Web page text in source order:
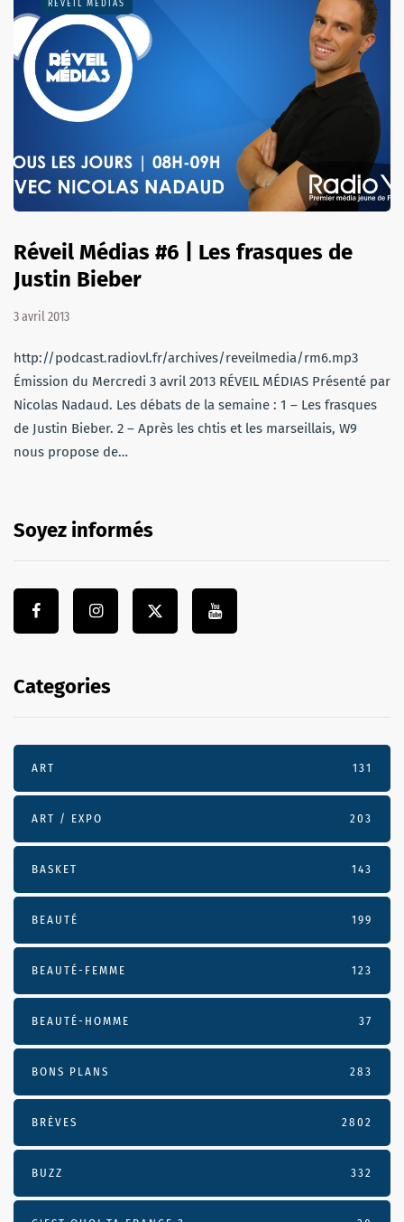
RÉVEIL MÉDIAS
Réveil Médias #6 | Les frasques de
Justin Bieber
3 avril 2013
http://podcast.radiovl.fr/archives/reveilmedia/rm6.mp3
Émission du Mercredi 3 avril 2013 RÉVEIL MÉDIAS Présenté par
Nicolas Nadaud. Les débats de la semaine : 1 – Les frasques
de Justin Bieber. 2 – Après les chtis et les marseillais, W9
nous propose de…
Soyez informés
Categories
ART 131
ART / EXPO 203
BASKET 143
BEAUTÉ 199
BEAUTÉ-FEMME 123
BEAUTÉ-HOMME 37
BONS PLANS 283
BRÈVES 2802
BUZZ 332